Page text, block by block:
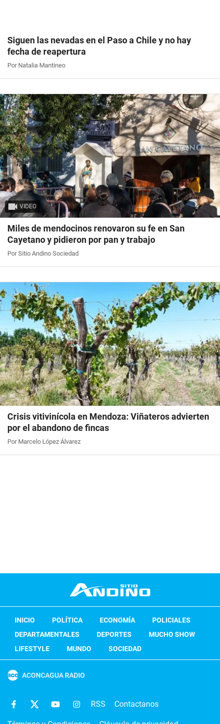
Siguen las nevadas en el Paso a Chile y no hay
fecha de reapertura
Por Natalia Mantineo
VIDEO
Miles de mendocinos renovaron su fe en San
Cayetano y pidieron por pan y trabajo
Por Sitio Andino Sociedad
Crisis vitivinícola en Mendoza: Viñateros advierten
por el abandono de fincas
Por Marcelo López Álvarez
INICIO POLÍTICA ECONOMÍA
POLICIALES
DEPARTAMENTALES
DEPORTES
MUCHO SHOW
LIFESTYLE
MUNDO SOCIEDAD
ACONCAGUA RADIO
RSS Contactanos